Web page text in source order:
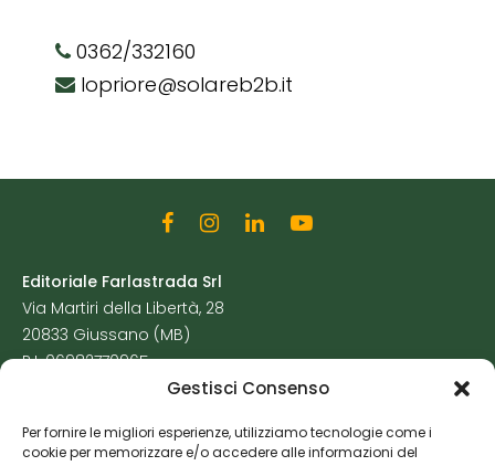
Gestisci Consenso
Per fornire le migliori esperienze, utilizziamo tecnologie come i
cookie per memorizzare e/o accedere alle informazioni del
0362/332160
lopriore@solareb2b.it
Editoriale Farlastrada Srl
Via Martiri della Libertà, 28
20833 Giussano (MB)
P.I. 06982770965
Cookie Policy